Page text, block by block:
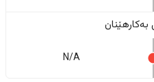
بەکارهێنان
N/A